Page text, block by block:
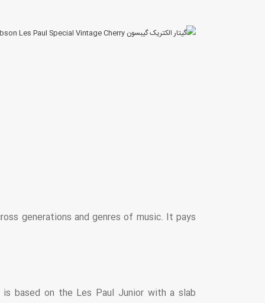
generations and genres of music. It pays
based on the Les Paul Junior with a slab